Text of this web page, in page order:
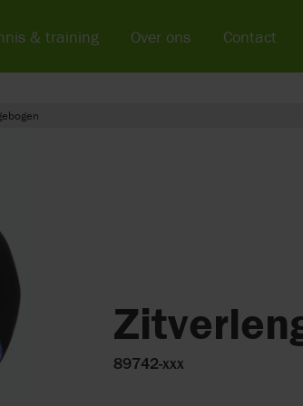
89742-xxx
& training Over ons Contact